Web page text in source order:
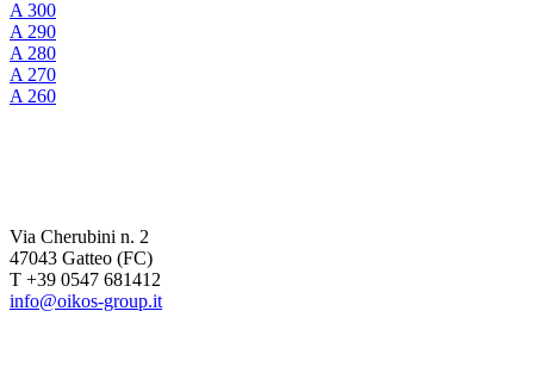
A 300
A 290
A 280
A 270
A 260
Via Cherubini n. 2
47043 Gatteo (FC)
T +39 0547 681412
info@oikos-group.it